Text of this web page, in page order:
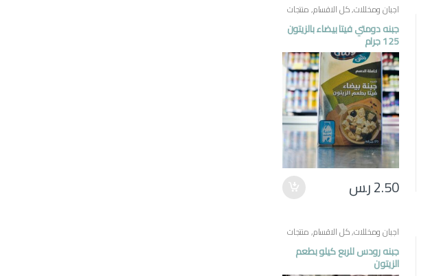
اجبان ومخللات,كل الاقسام,منتجات
مصرية
جبنه دومتي فيتا بيضاء بالزيتون
125 جرام
2.50ر.س
اجبان ومخللات,كل الاقسام,منتجات
مصرية
جبنه رودس للربع كيلو بطعم
الزيتون